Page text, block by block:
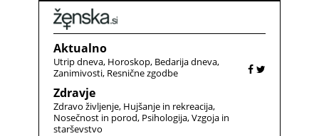
Aktualno
Utrip dneva Horoskop Bedarija dneva
Zanimivosti Resnične zgodbe
Zdravje
Zdravo življenje Hujšanje in rekreacija
Nosečnost in porod Psihologija Vzgoja in
starševstvo